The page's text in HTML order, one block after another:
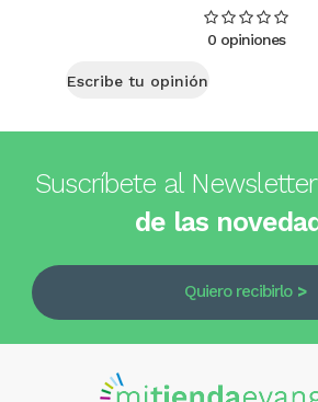
0 opiniones
Escribe tu opinión
Suscríbete al
de las
Quiero recibirlo